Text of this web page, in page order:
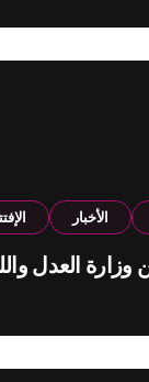
الأخبار
وزارة العدل